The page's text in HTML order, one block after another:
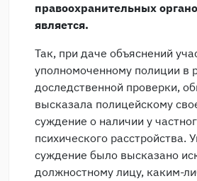
правоохранительных
является.
Так, при даче объяснений
уполномоченному полиции в
доследственной проверки,
высказала полицейскому
суждение о наличии у
психического расстройства.
суждение было высказано
должностному лицу, каким-